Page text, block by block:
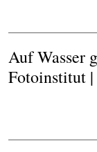
Auf Wasser
Fotoinstitut